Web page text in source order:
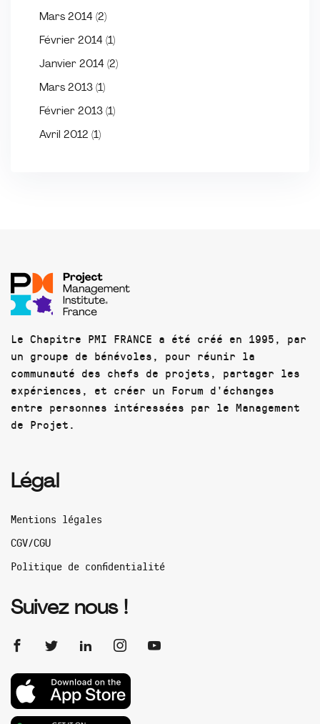
Mars 2014 (2)
Février 2014 (1)
Janvier 2014 (2)
Mars 2013 (1)
Février 2013 (1)
Avril 2012 (1)
Le Chapitre PMI FRANCE a été créé en 1995, par
un groupe de bénévoles, pour réunir la
communauté des chefs de projets, partager les
expériences, et créer un Forum d'échanges
entre personnes intéressées par le Management
de Projet.
Légal
Mentions légales
CGV/CGU
Politique de confidentialité
Suivez nous !